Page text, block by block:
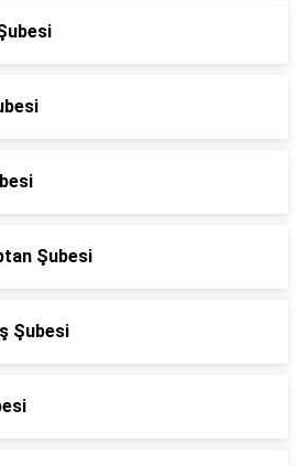
Şubesi
Şubesi